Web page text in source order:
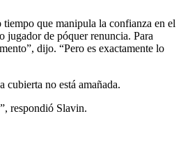
que manipula la confianza en el
jugador de póquer renuncia. Para
dijo. “Pero es exactamente lo
no está amañada.
respondió Slavin.